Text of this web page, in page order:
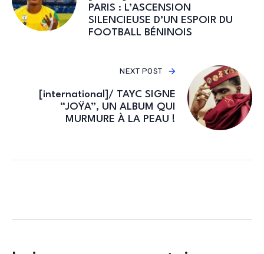
PARIS : L’ASCENSION
SILENCIEUSE D’UN ESPOIR DU
FOOTBALL BÉNINOIS
NEXT POST
[international]/ TAYC SIGNE
“JOŸA”, UN ALBUM QUI
MURMURE À LA PEAU !